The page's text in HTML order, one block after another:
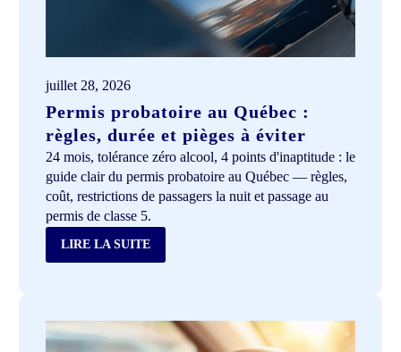
juillet 28, 2026
Permis probatoire au Québec :
règles, durée et pièges à éviter
24 mois, tolérance zéro alcool, 4 points d'inaptitude : le
guide clair du permis probatoire au Québec — règles,
coût, restrictions de passagers la nuit et passage au
permis de classe 5.
LIRE LA SUITE